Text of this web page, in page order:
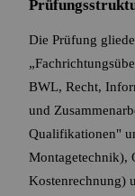
Die Prüfung
BWL, Recht,
und
Qualifikationen"
Montagetechnik),
Kostenrechnung)